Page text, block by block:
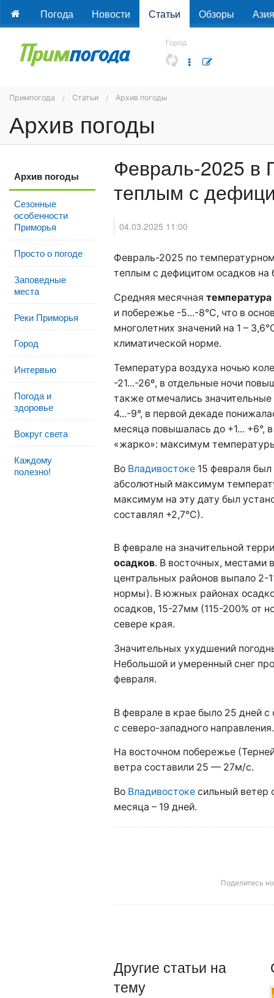
Погода Новости Статьи Обзоры Азия
Город
Примпогода Статьи Архив погоды
Архив погоды
Архив погоды
Сезонные
особенности
Приморья
Просто о погоде
Заповедные
места
Реки Приморья
Город
Интервью
Погода и
здоровье
Вокруг света
Каждому
полезно!
Февраль-2025 в
теплым с
04.03.2025 11:00
Февраль-2025 по
теплым с дефицитом осадков на
Средняя месячная температура
и побережье -5...-8°С, что в
многолетних значений на 1 –
климатической норме.
Температура воздуха ночью
-21...-26º, в отдельные ночи
также отмечались
4...-9°, в первой декаде
месяца повышалась до +1... +6°,
«жарко»: максимум
Во Владивостоке15 февраля был
абсолютный максимум
максимум на эту дату был
составлял +2,7°С).
В феврале на значительной
осадков. В восточных, местами
центральных районов выпало 2-
нормы). В южных районах
осадков, 15-27мм (115-200% от
севере края.
Значительных ухудшений
Небольшой и умеренный снег
февраля.
В феврале в крае было 25 дней
с северо-западного направления.
На восточном побережье
ветра составили 25 — 27м/с.
Во Владивостокесильный ветер
месяца – 19 дней.
Поделитесь
Другие статьи на
тему